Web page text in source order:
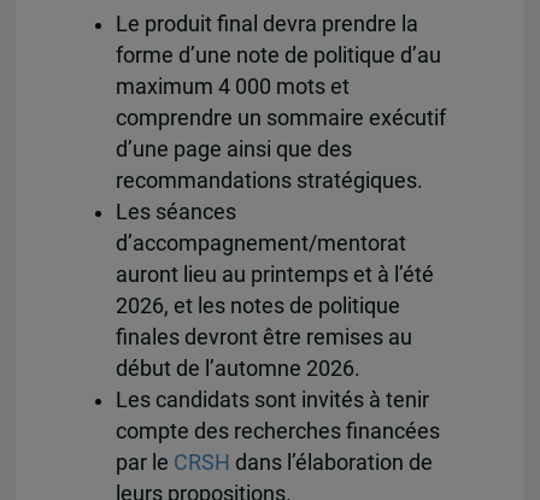
Le produit final devra prendre la
forme d’une note de politique d’au
maximum 4 000 mots et
comprendre un sommaire exécutif
d’une page ainsi que des
recommandations stratégiques.
Les séances
d’accompagnement/mentorat
auront lieu au printemps et à l’été
2026, et les notes de politique
finales devront être remises au
début de l’automne 2026.
Les candidats sont invités à tenir
compte des recherches financées
par le CRSH dans l’élaboration de
leurs propositions.